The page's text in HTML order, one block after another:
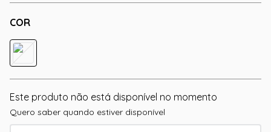
COR
Este produto não está disponível no momento
Quero saber quando estiver disponível